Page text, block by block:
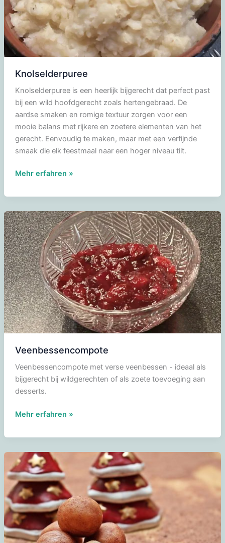
Knolselderpuree
Knolselderpuree is een heerlijk bijgerecht dat perfect past
bij een wild hoofdgerecht zoals hertengebraad. De
aardse smaken en romige textuur zorgen voor een
mooie balans met rijkere en zoetere elementen van het
gerecht. Eenvoudig te maken, maar met een verfijnde
smaak die elk feestmaal naar een hoger niveau tilt.
Knolselderpuree
Mehr erfahren »
Veenbessencompote
Veenbessencompote met verse veenbessen - ideaal als
bijgerecht bij wildgerechten of als zoete toevoeging aan
desserts.
Veenbessencompote
Mehr erfahren »